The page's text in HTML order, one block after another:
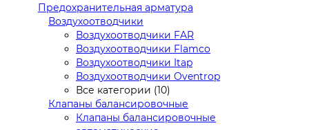
Предохранительная арматура
Воздухоотводчики
Воздухоотводчики FAR
Воздухоотводчики Flamco
Воздухоотводчики Itap
Воздухоотводчики Oventrop
Все категории (10)
Клапаны балансировочные
Клапаны балансировочные